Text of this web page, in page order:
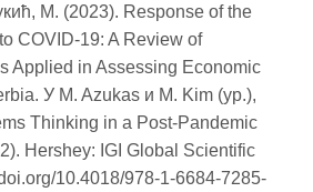
М. (2023). Response of the
COVID-19: A Review of
Applied in Assessing Economic
У M. Azukas и M. Kim (ур.),
Thinking in a Post-Pandemic
Hershey: IGI Global Scientific
10.4018/978-1-6684-7285-